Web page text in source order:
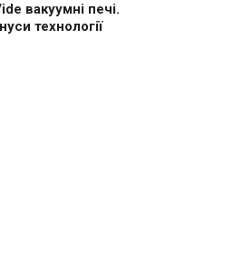
вакуумні печі.
технології